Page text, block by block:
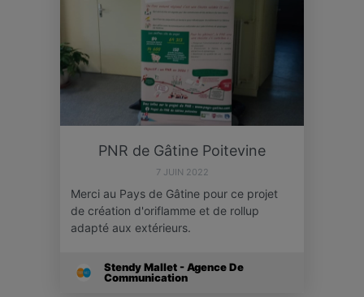
PNR de Gâtine Poitevine
7 JUIN 2022
Merci au Pays de Gâtine pour ce projet
de création d'oriflamme et de rollup
adapté aux extérieurs.
Stendy Mallet - Agence De
Communication